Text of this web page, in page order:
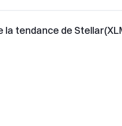
la tendance de